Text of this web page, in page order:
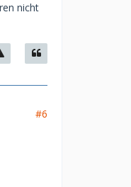
nicht
#6